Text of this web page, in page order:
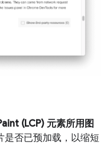
(LCP) 元素所用图
是否已预加载，以缩短